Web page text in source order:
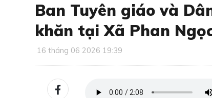
Ban Tuyên giáo và
khăn tại Xã Phan
16 tháng 06 2026 19:39